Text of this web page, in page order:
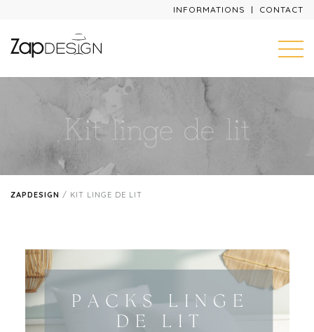
INFORMATIONS CONTACT
ZAPDESIGN / KIT LINGE DE LIT